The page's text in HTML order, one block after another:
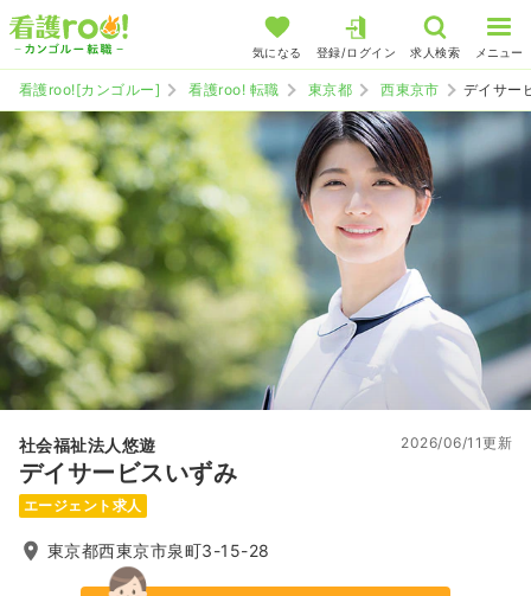
気になる 登録/ログイン 求人検索 メニュー
看護roo![カンゴルー] 看護roo! 転職 東京都 西東京市 デイサー
社会福祉法人悠遊
デイサービスいずみ
2026/06/11更新
エージェント求人
東京都西東京市泉町3-15-28